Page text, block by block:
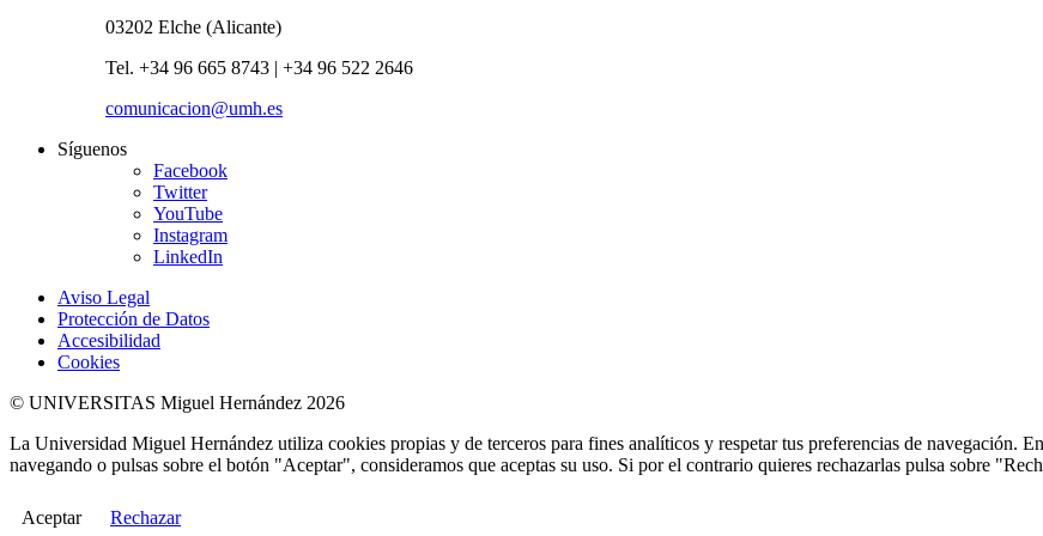
03202 Elche (Alicante)
Tel. +34 96 665 8743 | +34 96 522 2646
comunicacion@umh.es
Síguenos
Facebook
Twitter
YouTube
Instagram
LinkedIn
Aviso Legal
Protección de Datos
Accesibilidad
Cookies
© UNIVERSITAS Miguel Hernández 2026
La Universidad Miguel Hernández utiliza cookies propias y de terceros para fines analíticos y respetar tus preferencias de navegación.
navegando o pulsas sobre el botón "Aceptar", consideramos que aceptas su uso. Si por el contrario quieres rechazarlas pulsa sobre
Aceptar Rechazar